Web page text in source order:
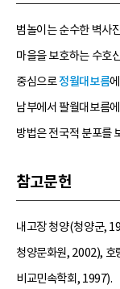
범놀이는 순수한 벽사
마을을 보호하는 수호
중심으로정월대보름
남부에서 팔월대보름
방법은 전국적 분포를
참고문헌
내고장 청양(청양군,
청양문화원, 2002), 호
비교민속학회, 1997).